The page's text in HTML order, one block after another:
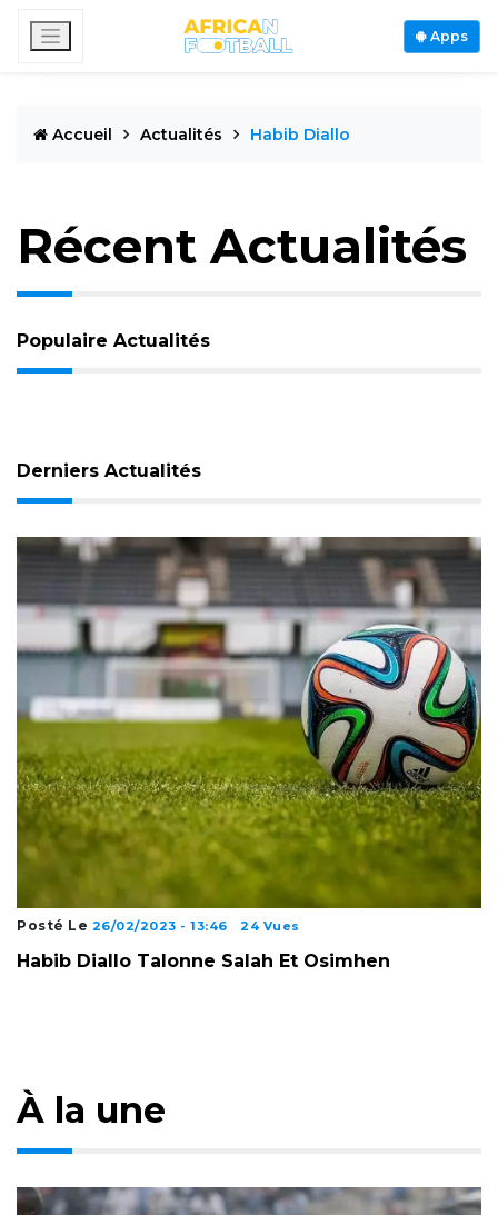
Apps
Accueil Actualités Habib Diallo
Récent Actualités
Populaire Actualités
Derniers Actualités
Posté Le 26/02/2023 - 13:46 24 Vues
Habib Diallo Talonne Salah Et Osimhen
À la une